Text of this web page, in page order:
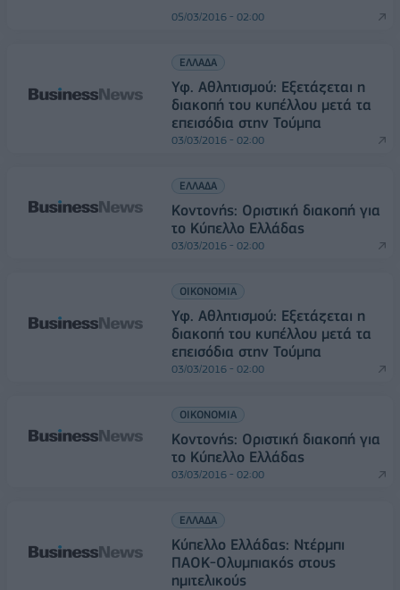
05/03/2016 - 02:00
ΕΛΛΑΔΑ
Υφ. Αθλητισμού: Εξετάζεται η
διακοπή του κυπέλλου μετά τα
επεισόδια στην Τούμπα
03/03/2016 - 02:00
ΕΛΛΑΔΑ
Κοντονής: Οριστική διακοπή για
το Κύπελλο Ελλάδας
03/03/2016 - 02:00
ΟΙΚΟΝΟΜΙΑ
Υφ. Αθλητισμού: Εξετάζεται η
διακοπή του κυπέλλου μετά τα
επεισόδια στην Τούμπα
03/03/2016 - 02:00
ΟΙΚΟΝΟΜΙΑ
Κοντονής: Οριστική διακοπή για
το Κύπελλο Ελλάδας
03/03/2016 - 02:00
ΕΛΛΑΔΑ
Κύπελλο Ελλάδας: Ντέρμπι
ΠΑΟΚ-Ολυμπιακός στους
ημιτελικούς